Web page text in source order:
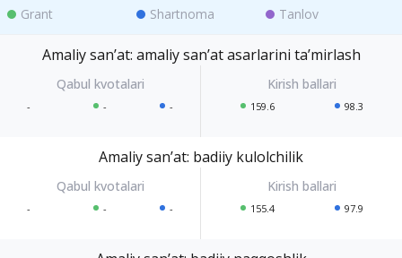
Grant Shartnoma Tanlov
Amaliy sanʼat: amaliy sanʼat asarlarini taʼmirlash
- - - 159.6 98.3
Amaliy sanʼat: badiiy kulolchilik
- - - 155.4 97.9